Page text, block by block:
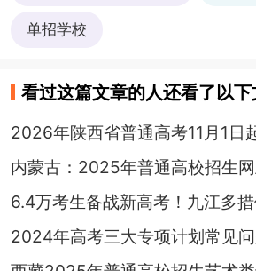
单招学校
看过这篇文章的人还看了以下
2026年陕西省普通高考11月1日
内蒙古：2025年普通高校招生
2024年高考三大专项计划常见